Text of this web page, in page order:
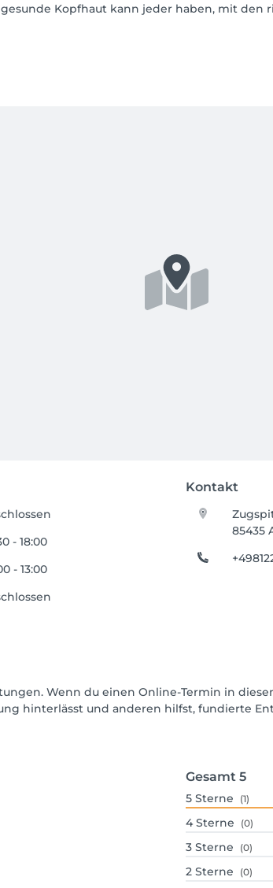
Kopfhaut kann jeder haben, mit
Kontakt
- 18:00
- 13:00
85435
Wenn du einen Online-Termin in
hinterlässt und anderen hilfst, fundierte
Gesamt 5
5 Sterne (1)
4 Sterne (0)
3 Sterne (0)
2 Sterne (0)